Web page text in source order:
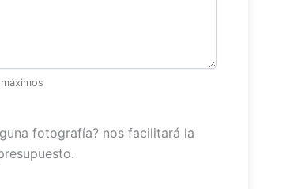
fotografía? nos facilitará la